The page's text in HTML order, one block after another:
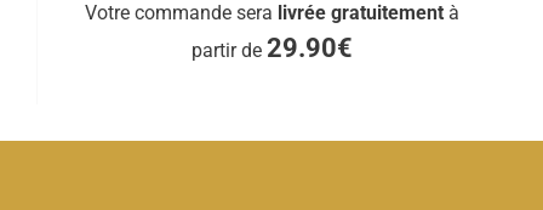
Votre commande sera livrée gratuitement à
partir de 29.90€